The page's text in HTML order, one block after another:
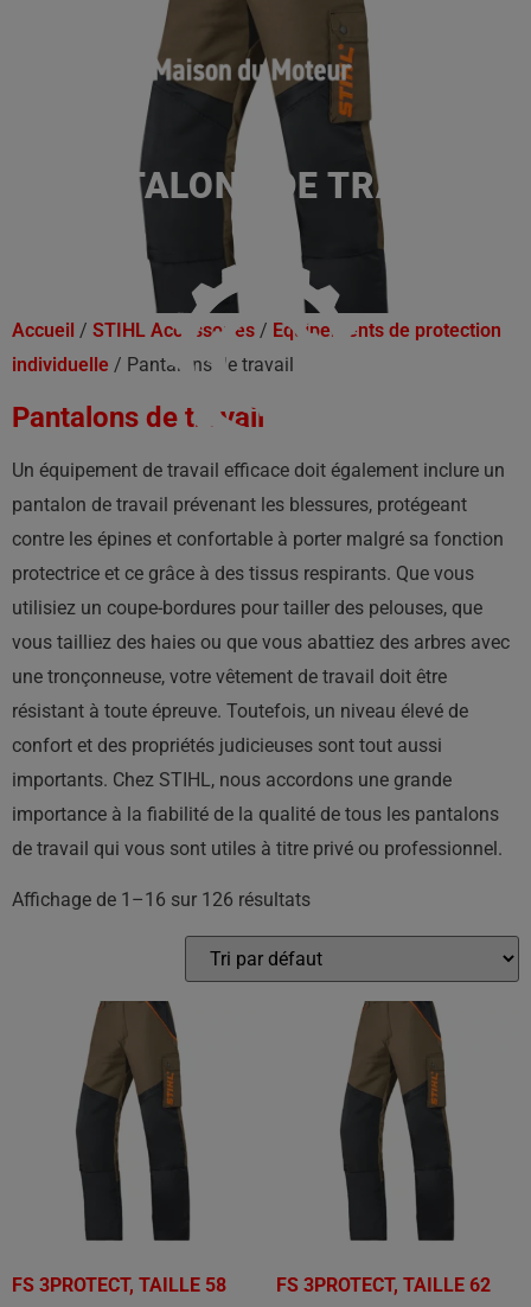
PANTALONS DE TRAVAIL
Accueil / STIHL Accessoires / Équipements de protection
individuelle / Pantalons de travail
Pantalons de travail
Un équipement de travail efficace doit également inclure un
pantalon de travail prévenant les blessures, protégeant
contre les épines et confortable à porter malgré sa fonction
protectrice et ce grâce à des tissus respirants. Que vous
utilisiez un coupe-bordures pour tailler des pelouses, que
vous tailliez des haies ou que vous abattiez des arbres avec
une tronçonneuse, votre vêtement de travail doit être
résistant à toute épreuve. Toutefois, un niveau élevé de
confort et des propriétés judicieuses sont tout aussi
importants. Chez STIHL, nous accordons une grande
importance à la fiabilité de la qualité de tous les pantalons
de travail qui vous sont utiles à titre privé ou professionnel.
Affichage de 1–16 sur 126 résultats
FS 3PROTECT, TAILLE 58 FS 3PROTECT, TAILLE 62